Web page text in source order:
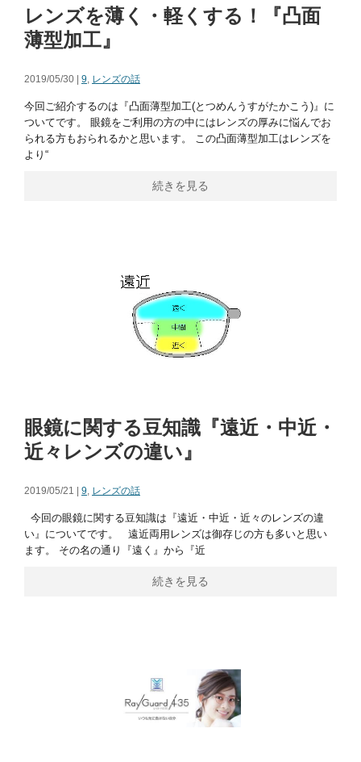
レンズを薄く・軽くする！『凸面
薄型加工』
2019/05/30 | 9, レンズの話
今回ご紹介するのは『凸面薄型加工(とつめんうすがたかこう)』に
ついてです。 眼鏡をご利用の方の中にはレンズの厚みに悩んでお
られる方もおられるかと思います。 この凸面薄型加工はレンズを
より“
続きを見る
眼鏡に関する豆知識『遠近・中近・
近々レンズの違い』
2019/05/21 | 9 レンズの話
今回の眼鏡に関する豆知識は『遠近・中近・近々のレンズの違
い』についてです。 遠近両用レンズは御存じの方も多いと思い
ます。 その名の通り『遠く』から『近
続きを見る